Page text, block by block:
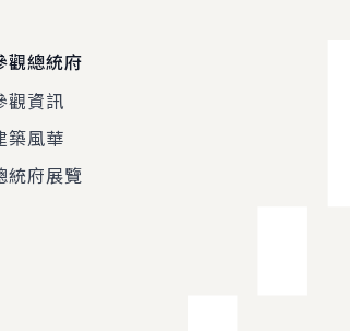
觀總統府
觀資訊
築風華
統府展覽